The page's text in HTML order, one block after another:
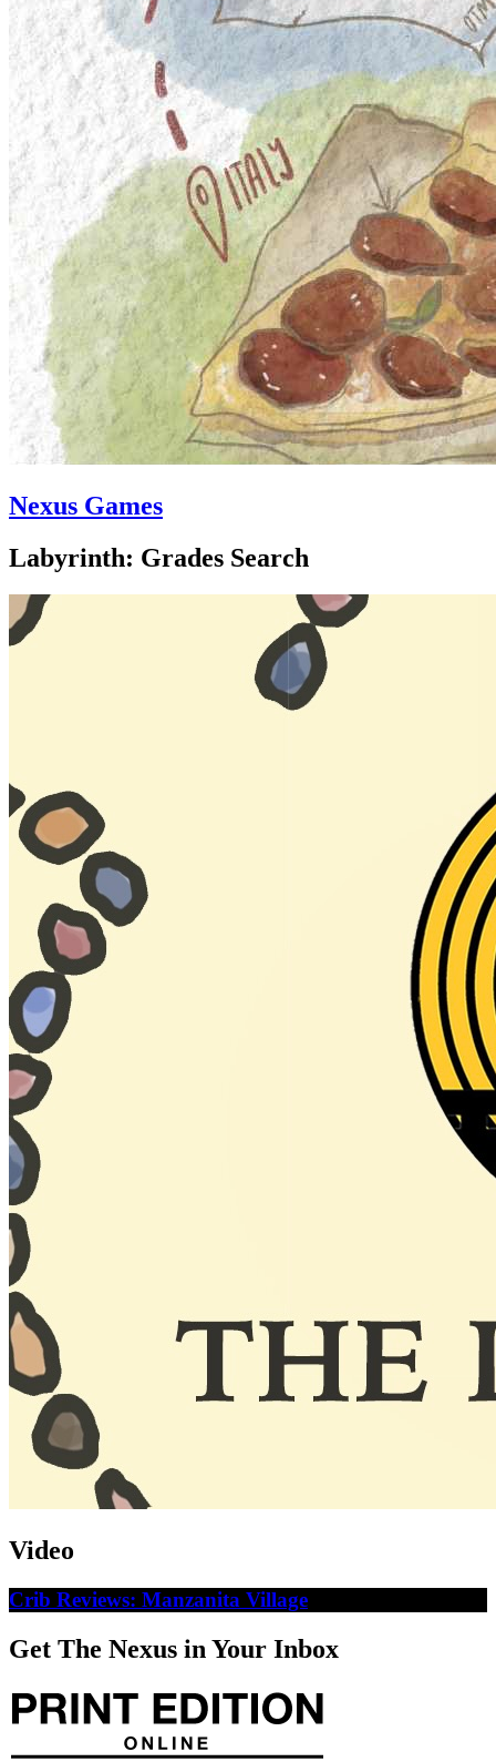
Nexus Games
Labyrinth: Grades Search
Video
Crib Reviews: Manzanita Village
Get The Nexus in Your Inbox